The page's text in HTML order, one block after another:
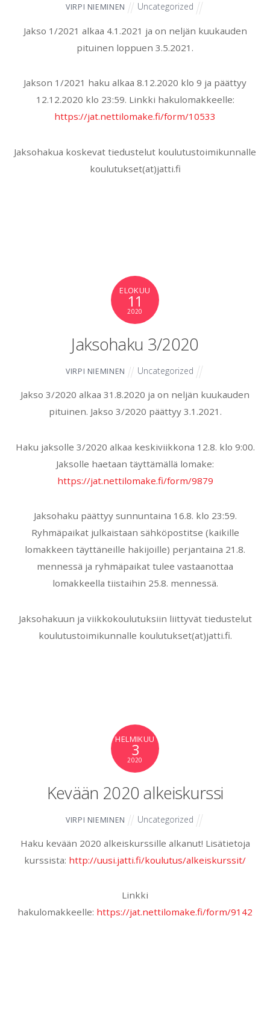
VIRPI NIEMINEN Uncategorized
Jakso 1/2021 alkaa 4.1.2021 ja on neljän kuukauden
pituinen loppuen 3.5.2021.
Jakson 1/2021 haku alkaa 8.12.2020 klo 9 ja päättyy
12.12.2020 klo 23:59. Linkki hakulomakkeelle:
https://jat.nettilomake.fi/form/10533
Jaksohakua koskevat tiedustelut koulutustoimikunnalle
koulutukset(at)jatti.fi
ELOKUU
11
2020
Jaksohaku 3/2020
VIRPI NIEMINEN Uncategorized
Jakso 3/2020 alkaa 31.8.2020 ja on neljän kuukauden
pituinen. Jakso 3/2020 päättyy 3.1.2021.
Haku jaksolle 3/2020 alkaa keskiviikkona 12.8. klo 9:00.
Jaksolle haetaan täyttämällä lomake:
https://jat.nettilomake.fi/form/9879
Jaksohaku päättyy sunnuntaina 16.8. klo 23:59.
Ryhmäpaikat julkaistaan sähköpostitse (kaikille
lomakkeen täyttäneille hakijoille) perjantaina 21.8.
mennessä ja ryhmäpaikat tulee vastaanottaa
lomakkeella tiistaihin 25.8. mennessä.
Jaksohakuun ja viikkokoulutuksiin liittyvät tiedustelut
koulutustoimikunnalle koulutukset(at)jatti.fi.
HELMIKUU
3
2020
Kevään 2020 alkeiskurssi
VIRPI NIEMINEN Uncategorized
Haku kevään 2020 alkeiskurssille alkanut! Lisätietoja
kurssista: http://uusi.jatti.fi/koulutus/alkeiskurssit/
Linkki
hakulomakkeelle: https://jat.nettilomake.fi/form/9142